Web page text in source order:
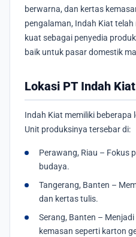
berwarna, dan kertas
pengalaman, Indah Kiat
kuat sebagai penyedia
baik untuk pasar domestik
Lokasi PT Indah
Indah Kiat memiliki
Unit produksinya tersebar di:
Perawang, Riau – Fokus
budaya.
Tangerang, Banten –
dan kertas tulis.
Serang, Banten –
kemasan seperti karton